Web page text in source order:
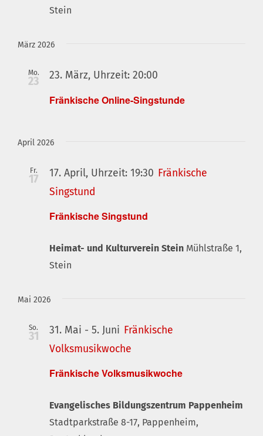
Stein
März 2026
Mo.
23
Fränkische Online-Singstunde
23. März, Uhrzeit: 20:00
April 2026
Fr.
17
Fränkische Singstund
17. April, Uhrzeit: 19:30 Fränkische
Singstund
Heimat- und Kulturverein Stein Mühlstraße 1,
Stein
Mai 2026
So.
31
Fränkische Volksmusikwoche
31. Mai - 5. Juni Fränkische
Volksmusikwoche
Evangelisches Bildungszentrum Pappenheim
Stadtparkstraße 8-17, Pappenheim,